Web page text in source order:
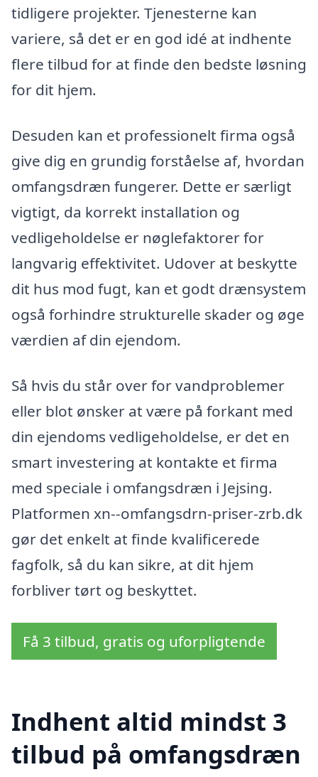
tidligere projekter. Tjenesterne kan
variere, så det er en god idé at indhente
flere tilbud for at finde den bedste løsning
for dit hjem.
Desuden kan et professionelt firma også
give dig en grundig forståelse af, hvordan
omfangsdræn fungerer. Dette er særligt
vigtigt, da korrekt installation og
vedligeholdelse er nøglefaktorer for
langvarig effektivitet. Udover at beskytte
dit hus mod fugt, kan et godt drænsystem
også forhindre strukturelle skader og øge
værdien af din ejendom.
Så hvis du står over for vandproblemer
eller blot ønsker at være på forkant med
din ejendoms vedligeholdelse, er det en
smart investering at kontakte et firma
med speciale i omfangsdræn i Jejsing.
Platformen xn--omfangsdrn-priser-zrb.dk
gør det enkelt at finde kvalificerede
fagfolk, så du kan sikre, at dit hjem
forbliver tørt og beskyttet.
Få 3 tilbud, gratis og uforpligtende
Indhent altid mindst 3
tilbud på omfangsdræn